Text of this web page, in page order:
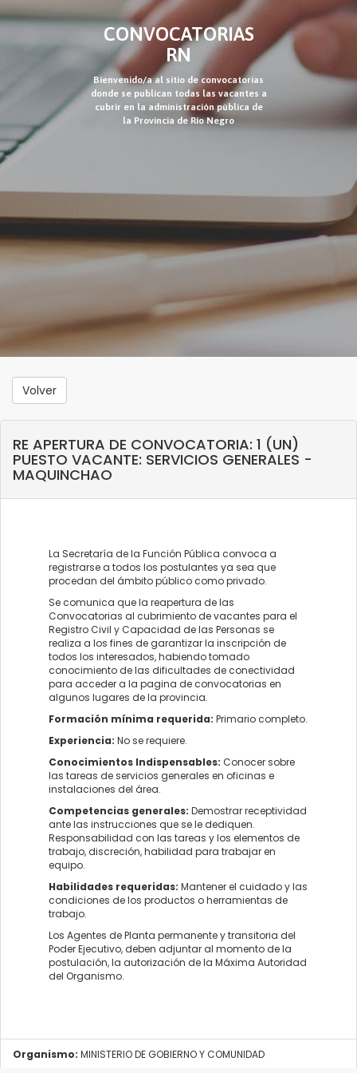
CONVOCATORIAS
RN
Bienvenido/a al sitio de convocatorias
donde se publican todas las vacantes a
cubrir en la administración pública de
la Provincia de Río Negro
Volver
RE APERTURA DE CONVOCATORIA: 1 (UN)
PUESTO VACANTE: SERVICIOS GENERALES -
MAQUINCHAO
La Secretaría de la Función Pública convoca a
registrarse a todos los postulantes ya sea que
procedan del ámbito público como privado.
Se comunica que la reapertura de las
Convocatorias al cubrimiento de vacantes para el
Registro Civil y Capacidad de las Personas se
realiza a los fines de garantizar la inscripción de
todos los interesados, habiendo tomado
conocimiento de las dificultades de conectividad
para acceder a la pagina de convocatorias en
algunos lugares de la provincia.
Formación mínima requerida: Primario completo.
Experiencia: No se requiere.
Conocimientos Indispensables: Conocer sobre
las tareas de servicios generales en oficinas e
instalaciones del área.
Competencias generales: Demostrar receptividad
ante las instrucciones que se le dediquen.
Responsabilidad con las tareas y los elementos de
trabajo, discreción, habilidad para trabajar en
equipo.
Habilidades requeridas: Mantener el cuidado y las
condiciones de los productos o herramientas de
trabajo.
Los Agentes de Planta permanente y transitoria del
Poder Ejecutivo, deben adjuntar al momento de la
postulación, la autorización de la Máxima Autoridad
del Organismo.
Organismo: MINISTERIO DE GOBIERNO Y COMUNIDAD